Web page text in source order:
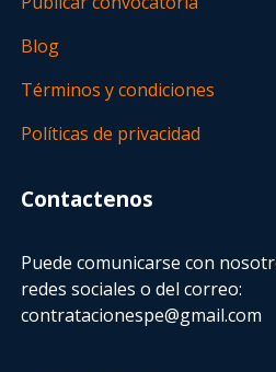
Blog
Términos y condiciones
Políticas de privacidad
Contactenos
Puede comunicarse con
redes sociales o del correo:
contratacionespe@gmail.com